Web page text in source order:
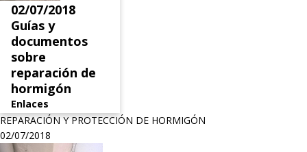
02/07/2018
Guías y
documentos
sobre
reparación de
hormigón
Enlaces
REPARACIÓN Y PROTECCIÓN DE HORMIGÓN
02/07/2018